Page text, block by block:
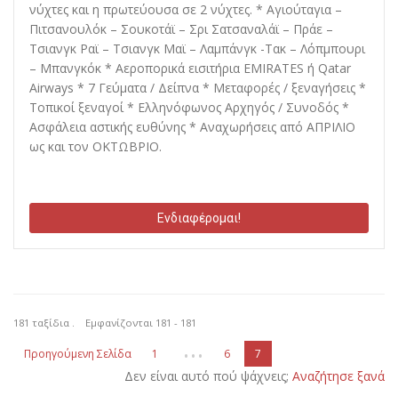
νύχτες και η πρωτεύουσα σε 2 νύχτες. * Αγιούταγια –
Πιτσανουλόκ – Σουκοτάϊ – Σρι Σατσαναλάϊ – Πράε –
Τσιανγκ Ραϊ – Τσιανγκ Μαϊ – Λαμπάνγκ -Τακ – Λόπμπουρι
– Μπανγκόκ * Αεροπορικά εισιτήρια EMIRATES ή Qatar
Airways * 7 Γεύματα / Δείπνα * Μεταφορές / ξεναγήσεις *
Τοπικοί ξεναγοί * Ελληνόφωνος Αρχηγός / Συνοδός *
Ασφάλεια αστικής ευθύνης * Αναχωρήσεις από ΑΠΡΙΛΙΟ
ως και τον ΟΚΤΩΒΡΙΟ.
Ενδιαφέρομαι!
181 ταξίδια . Εμφανίζονται 181 - 181
Προηγούμενη Σελίδα 1 … 6 7
Δεν είναι αυτό πού ψάχνεις; Αναζήτησε ξανά